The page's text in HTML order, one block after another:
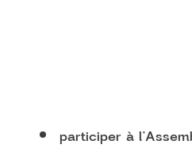
participer à